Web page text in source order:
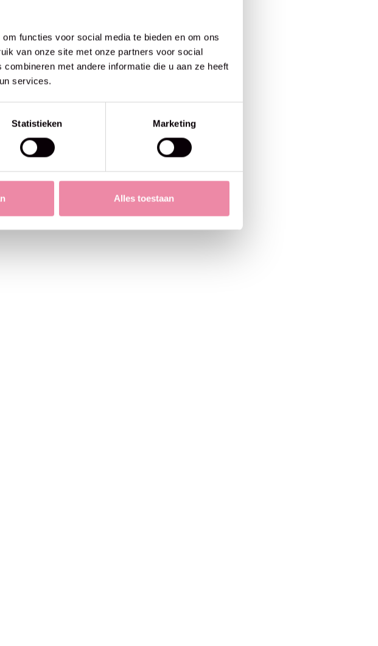
functies voor social media te bieden en om ons
van onze site met onze partners voor social
met andere informatie die u aan ze heeft
services.
Statistieken Marketing
Alles toestaan